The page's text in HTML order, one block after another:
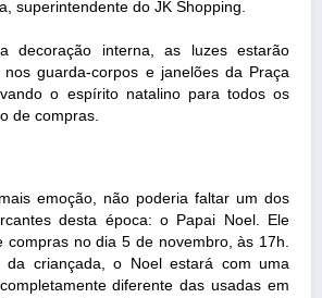
superintendente do JK Shopping.
decoração interna, as luzes estarão
nos guarda-corpos e janelões da Praça
o espírito natalino para todos os
de compras.
emoção, não poderia faltar um dos
desta época: o Papai Noel. Ele
compras no dia 5 de novembro, às 17h.
da criançada, o Noel estará com uma
diferente das usadas em